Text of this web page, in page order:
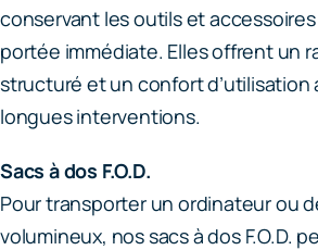
conservant les outils et
portée immédiate. Elles offrent un
structuré et un confort d’utilisation
longues interventions.
Sacs à dos F.O.D.
Pour transporter un ordinateur ou
volumineux, nos sacs à dos F.O.D.